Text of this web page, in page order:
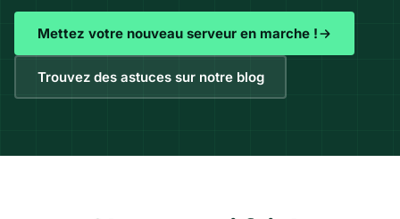
Mettez votre nouveau serveur en marche !
Trouvez des astuces sur notre blog